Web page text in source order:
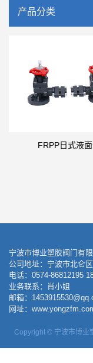
FRPP日式液
宁波市博业塑胶阀门有
公司地址：宁波市北仑
电话：0574-86812195
业务联系：肖小姐
邮箱：
网址：
Copyright © 宁波市博业